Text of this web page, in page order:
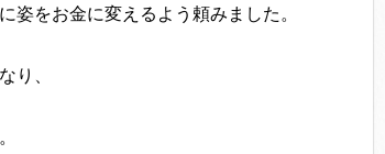
姿をお金に変えるよう頼みました。
り、